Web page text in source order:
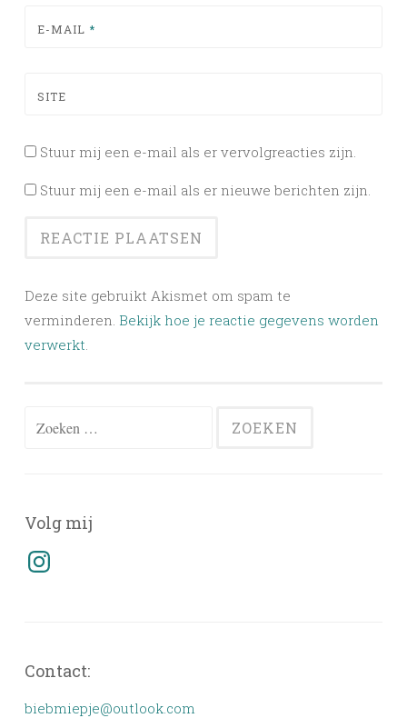
E-MAIL *
SITE
Stuur mij een e-mail als er vervolgreacties zijn.
Stuur mij een e-mail als er nieuwe berichten zijn.
Deze site gebruikt Akismet om spam te
verminderen. Bekijk hoe je reactie gegevens worden
verwerkt.
Zoeken
Volg mij
Instagram
Contact:
biebmiepje@outlook.com